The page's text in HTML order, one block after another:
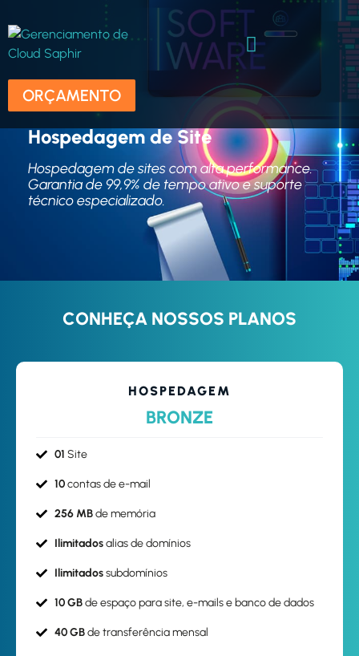
ORÇAMENTO
Hospedagem de Site
Hospedagem de sites com alta performance.
Garantia de 99,9% de tempo ativo e suporte
técnico especializado.
CONHEÇA NOSSOS PLANOS
HOSPEDAGEM
BRONZE
01 Site
10contas de e-mail
256 MBde memória
Ilimitadosalias de domínios
Ilimitadossubdomínios
10 GBde espaço para site, e-mails e banco de dados
40 GBde transferência mensal